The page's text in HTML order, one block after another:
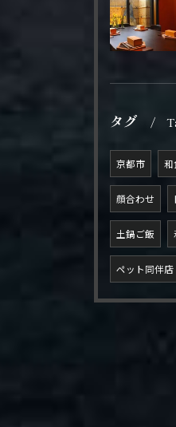
タグ
京都市 和
顔合わせ
土鍋ご飯
ペット同伴店